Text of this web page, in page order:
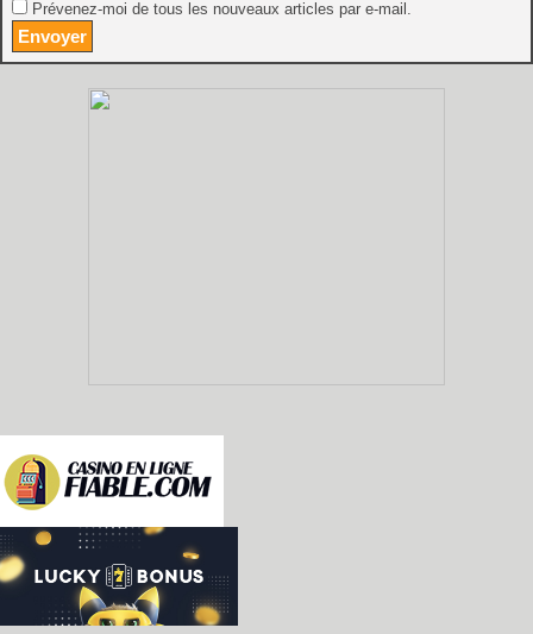
Prévenez-moi de tous les nouveaux articles par e-mail.